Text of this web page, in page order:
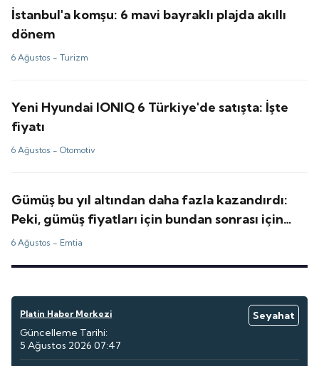
İstanbul'a komşu: 6 mavi bayraklı plajda akıllı
dönem
6 Ağustos -Turizm
Yeni Hyundai IONIQ 6 Türkiye'de satışta: İşte
fiyatı
6 Ağustos -Otomotiv
Gümüş bu yıl altından daha fazla kazandırdı:
Peki, gümüş fiyatları için bundan sonrası için
tahminler ne?
6 Ağustos - Emtia
Platin Haber Merkezi
Seyahat
Güncelleme Tarihi:
5 Ağustos 2026 07:47